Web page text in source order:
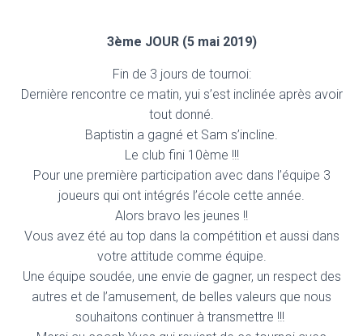
3ème JOUR (5 mai 2019)
Fin de 3 jours de tournoi:
Dernière rencontre ce matin, yui s’est inclinée après avoir
tout donné.
Baptistin a gagné et Sam s’incline.
Le club fini 10ème !!!
Pour une première participation avec dans l’équipe 3
joueurs qui ont intégrés l’école cette année.
Alors bravo les jeunes !!
Vous avez été au top dans la compétition et aussi dans
votre attitude comme équipe.
Une équipe soudée, une envie de gagner, un respect des
autres et de l’amusement, de belles valeurs que nous
souhaitons continuer à transmettre !!!